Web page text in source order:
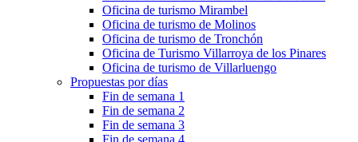
Oficina de turismo Mirambel
Oficina de turismo de Molinos
Oficina de turismo de Tronchón
Oficina de Turismo Villarroya de los Pinares
Oficina de turismo de Villarluengo
Propuestas por días
Fin de semana 1
Fin de semana 2
Fin de semana 3
Fin de semana 4